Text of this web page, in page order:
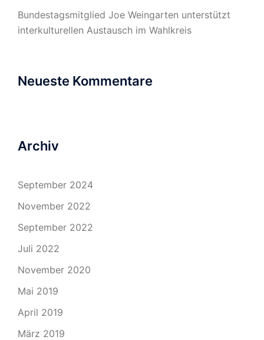
Bundestagsmitglied Joe Weingarten unterstützt
interkulturellen Austausch im Wahlkreis
Neueste Kommentare
Archiv
September 2024
November 2022
September 2022
Juli 2022
November 2020
Mai 2019
April 2019
März 2019